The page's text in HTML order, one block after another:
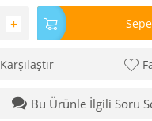
+
Karşılaştır
Bu Ürünle İlgili Soru